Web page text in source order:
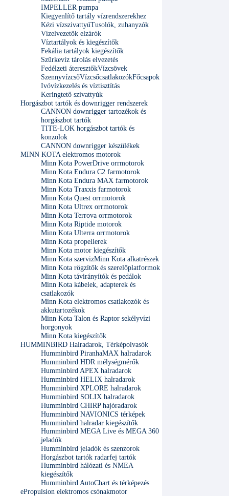
IMPELLER pumpa
Kiegyenlítő tartály vízrendszerekhez
Kézi vízszivattyúTusolók, zuhanyzók
Vízelvezetők elzárók
Víztartályok és kiegészítők
Fekália tartályok kiegészítők
Szürkevíz tárolás elvezetés
Fedélzeti áteresztőkVízcsövek
SzennyvízcsőVízcsőcsatlakozókFőcsapok
Ivóvízkezelés és víztisztítás
Keringtető szivattyúk
Horgászbot tartók és downrigger rendszerek
CANNON downrigger tartozékok és
horgászbot tartók
TITE-LOK horgászbot tartók és
konzolok
CANNON downrigger készülékek
MINN KOTA elektromos motorok
Minn Kota PowerDrive orrmotorok
Minn Kota Endura C2 farmotorok
Minn Kota Endura MAX farmotorok
Minn Kota Traxxis farmotorok
Minn Kota Quest orrmotorok
Minn Kota Ultrex orrmotorok
Minn Kota Terrova orrmotorok
Minn Kota Riptide motorok
Minn Kota Ulterra orrmotorok
Minn Kota propellerek
Minn Kota motor kiegészítők
Minn Kota szervizMinn Kota alkatrészek
Minn Kota rögzítők és szerelőplatformok
Minn Kota távirányítók és pedálok
Minn Kota kábelek, adapterek és
csatlakozók
Minn Kota elektromos csatlakozók és
akkutartozékok
Minn Kota Talon és Raptor sekélyvízi
horgonyok
Minn Kota kiegészítők
HUMMINBIRD Halradarok, Térképolvasók
Humminbird PiranhaMAX halradarok
Humminbird HDR mélységmérők
Humminbird APEX halradarok
Humminbird HELIX halradarok
Humminbird XPLORE halradarok
Humminbird SOLIX halradarok
Humminbird CHIRP hajóradarok
Humminbird NAVIONICS térképek
Humminbird halradar kiegészítők
Humminbird MEGA Live és MEGA 360
jeladók
Humminbird jeladók és szenzorok
Horgászbot tartók radarfej tartók
Humminbird hálózati és NMEA
kiegészítők
Humminbird AutoChart és térképezés
ePropulsion elektromos csónakmotor